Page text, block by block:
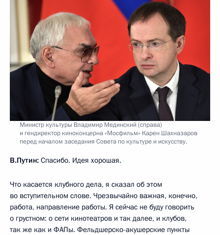
Министр культуры Владимир Мединский (справа)
и гендиректор киноконцерна «Мосфильм» Карен Шахназаров
перед началом заседания Совета по культуре и искусству.
В.Путин: Спасибо. Идея хорошая.
Что касается клубного дела, я сказал об этом
во вступительном слове. Чрезвычайно важная, конечно,
работа, направление работы. Я сейчас не буду говорить
о грустном: о сети кинотеатров и так далее, и клубов,
так же как и ФАПы. Фельдшерско-акушерские пункты